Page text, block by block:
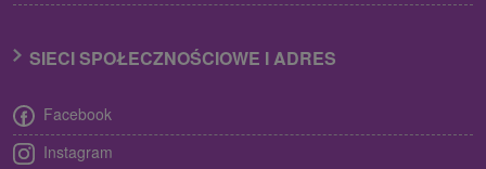
SIECI SPOŁECZNOŚCIOWE I ADRES
Facebook
Instagram